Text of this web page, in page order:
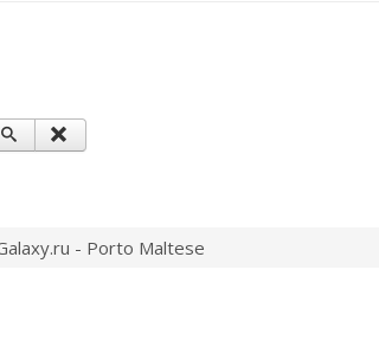
- Porto Maltese